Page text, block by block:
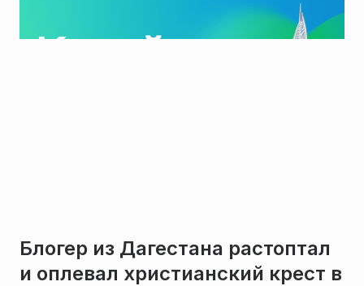
Блогер из Дагестана растоптал
и оплевал христианский крест в